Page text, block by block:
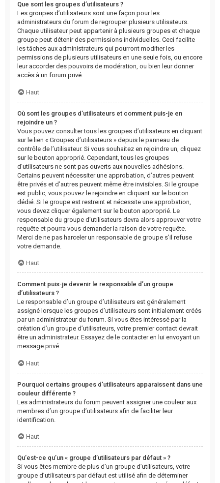
Que sont les groupes d’utilisateurs ?
Les groupes d’utilisateurs sont une façon pour les
administrateurs du forum de regrouper plusieurs utilisateurs.
Chaque utilisateur peut appartenir à plusieurs groupes et chaque
groupe peut détenir des permissions individuelles. Ceci facilite
les tâches aux administrateurs qui pourront modifier les
permissions de plusieurs utilisateurs en une seule fois, ou encore
leur accorder des pouvoirs de modération, ou bien leur donner
accès à un forum privé.
Haut
Où sont les groupes d’utilisateurs et comment puis-je en
rejoindre un ?
Vous pouvez consulter tous les groupes d’utilisateurs en cliquant
sur le lien « Groupes d’utilisateurs » depuis le panneau de
contrôle de l’utilisateur. Si vous souhaitez en rejoindre un, cliquez
sur le bouton approprié. Cependant, tous les groupes
d’utilisateurs ne sont pas ouverts aux nouvelles adhésions.
Certains peuvent nécessiter une approbation, d’autres peuvent
être privés et d’autres peuvent même être invisibles. Si le groupe
est public, vous pouvez le rejoindre en cliquant sur le bouton
dédié. Si le groupe est restreint et nécessite une approbation,
vous devez cliquer également sur le bouton approprié. Le
responsable du groupe d’utilisateurs devra alors approuver votre
requête et pourra vous demander la raison de votre requête.
Merci de ne pas harceler un responsable de groupe s’il refuse
votre demande.
Haut
Comment puis-je devenir le responsable d’un groupe
d’utilisateurs ?
Le responsable d’un groupe d’utilisateurs est généralement
assigné lorsque les groupes d’utilisateurs sont initialement créés
par un administrateur du forum. Si vous êtes intéressé par la
création d’un groupe d’utilisateurs, votre premier contact devrait
être un administrateur. Essayez de le contacter en lui envoyant un
message privé.
Haut
Pourquoi certains groupes d’utilisateurs apparaissent dans une
couleur différente ?
Les administrateurs du forum peuvent assigner une couleur aux
membres d’un groupe d’utilisateurs afin de faciliter leur
identification.
Haut
Qu’est-ce qu’un « groupe d’utilisateurs par défaut » ?
Si vous êtes membre de plus d’un groupe d’utilisateurs, votre
groupe d’utilisateurs par défaut est utilisé afin de déterminer